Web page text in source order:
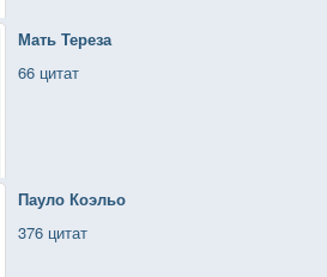
Мать Тереза
66 цитат
Пауло Коэльо
376 цитат